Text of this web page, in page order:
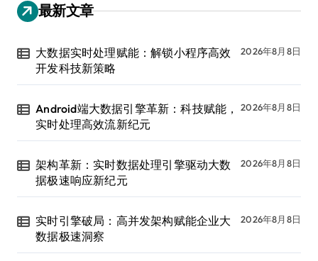
最新文章
大数据实时处理赋能：解锁小程序高效
开发科技新策略
2026年8月8日
Android端大数据引擎革新：科技赋能，
实时处理高效流新纪元
2026年8月8日
架构革新：实时数据处理引擎驱动大数
据极速响应新纪元
2026年8月8日
实时引擎破局：高并发架构赋能企业大
数据极速洞察
2026年8月8日